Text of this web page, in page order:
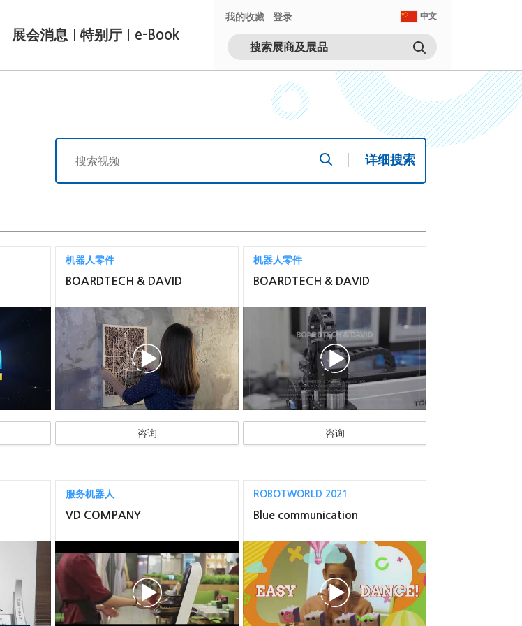
展会消息 特别厅 e-Book
我的收藏 登录 中文
详细搜索
机器人零件
BOARDTECH & DAVID
咨询
机器人零件
BOARDTECH & DAVID
咨询
服务机器人
VD COMPANY
ROBOTWORLD 2021
Blue communication